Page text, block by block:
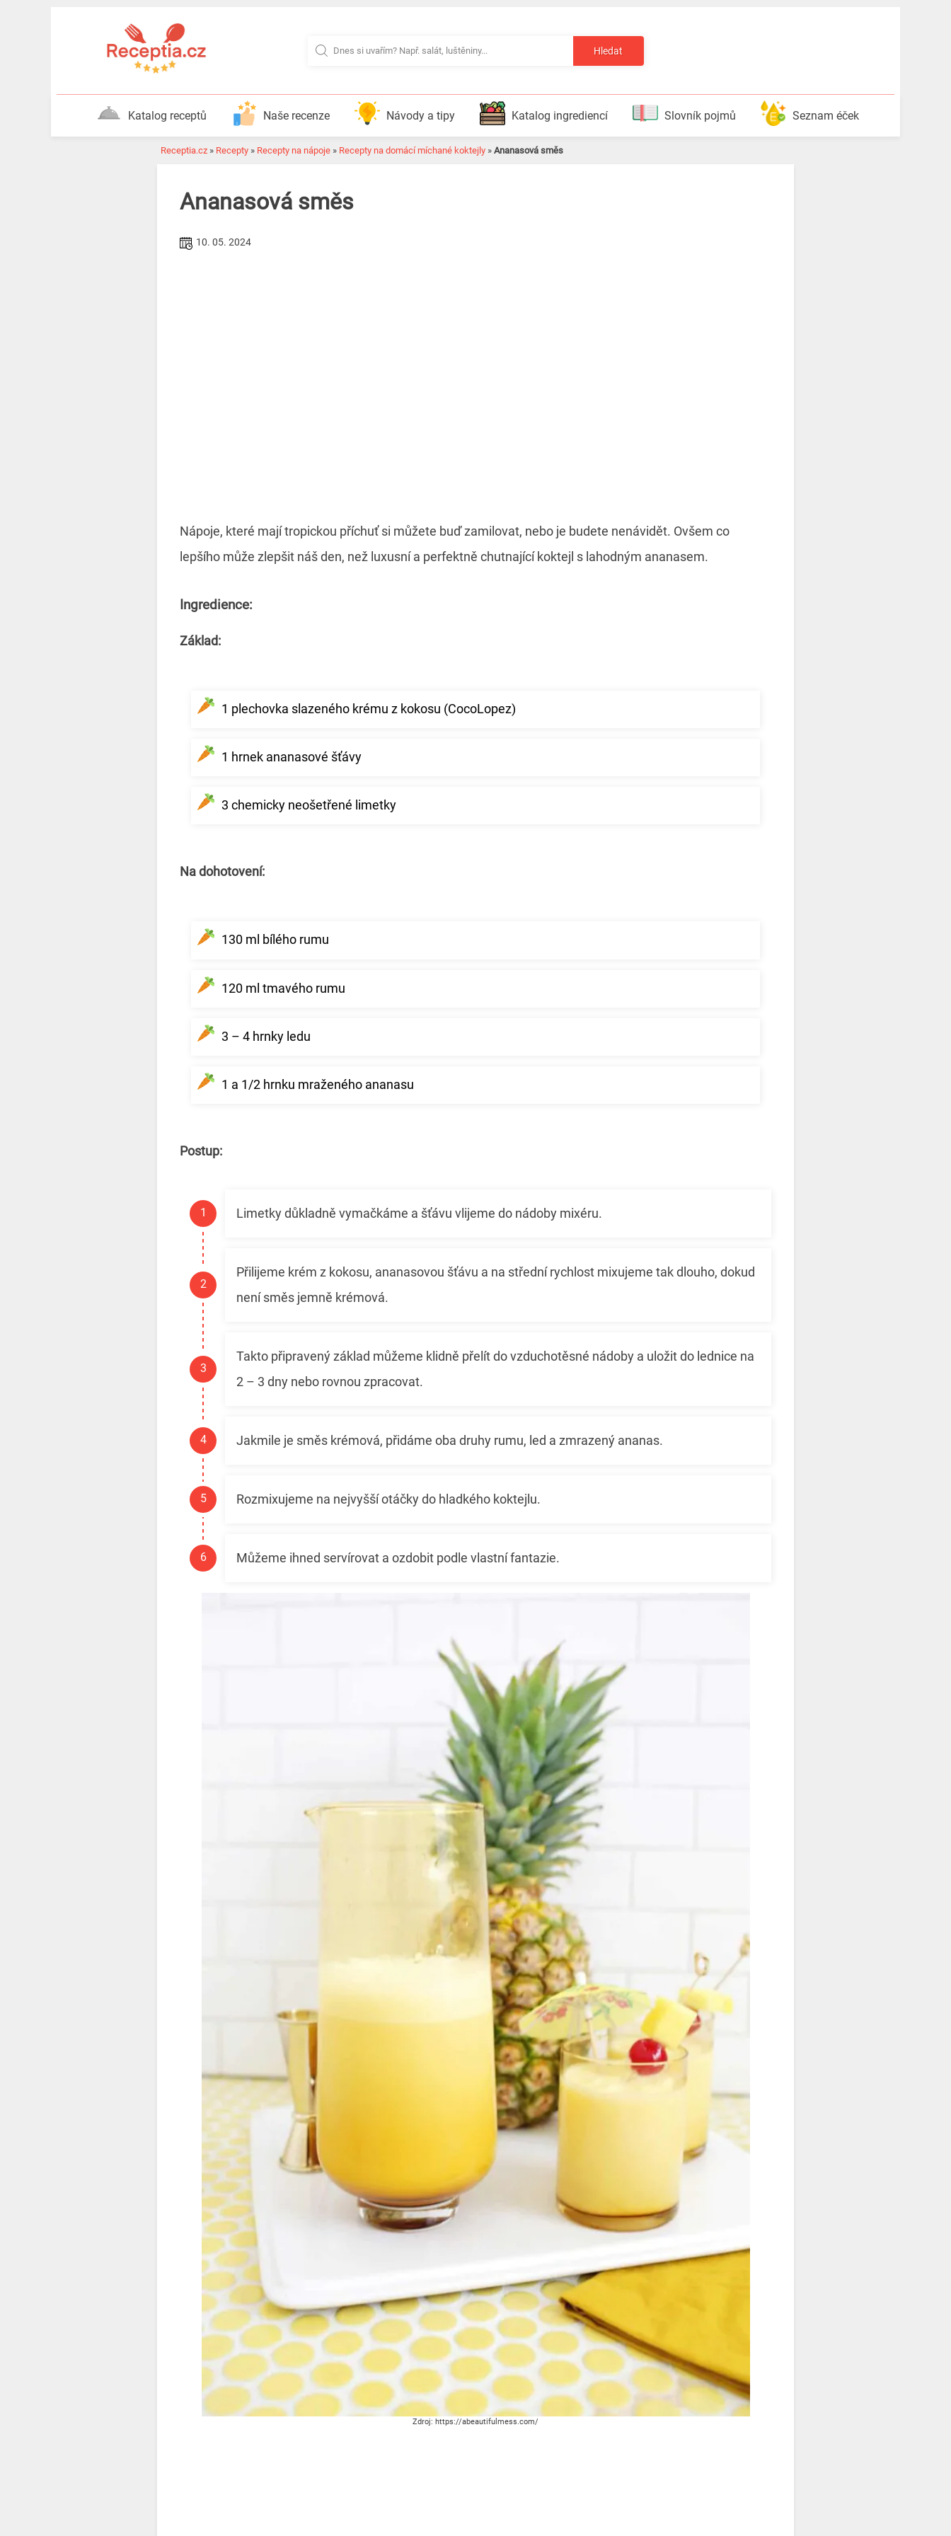
Hledat
Katalog receptů Naše recenze Návody a tipy Katalog ingrediencí Slovník pojmů Seznam éček
Receptia.cz » Recepty » Recepty na nápoje » Recepty na domácí míchané koktejly » Ananasová směs
Ananasová směs
10. 05. 2024
Nápoje, které mají tropickou příchuť si můžete buď zamilovat, nebo je budete nenávidět. Ovšem co
lepšího může zlepšit náš den, než luxusní a perfektně chutnající koktejl s lahodným ananasem.
Ingredience:
Základ:
1 plechovka slazeného krému z kokosu (CocoLopez)
1 hrnek ananasové šťávy
3 chemicky neošetřené limetky
Na dohotovení:
130 ml bílého rumu
120 ml tmavého rumu
3 – 4 hrnky ledu
1 a 1/2 hrnku mraženého ananasu
Postup:
Limetky důkladně vymačkáme a šťávu vlijeme do nádoby mixéru.
Přilijeme krém z kokosu, ananasovou šťávu a na střední rychlost mixujeme tak dlouho, dokud
není směs jemně krémová.
Takto připravený základ můžeme klidně přelít do vzduchotěsné nádoby a uložit do lednice na
2 – 3 dny nebo rovnou zpracovat.
Jakmile je směs krémová, přidáme oba druhy rumu, led a zmrazený ananas.
Rozmixujeme na nejvyšší otáčky do hladkého koktejlu.
Můžeme ihned servírovat a ozdobit podle vlastní fantazie.
Zdroj: https://abeautifulmess.com/